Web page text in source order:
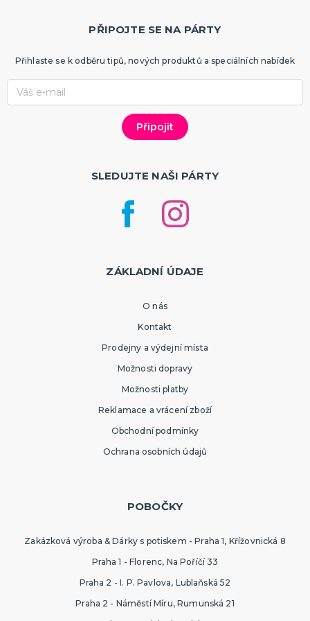
PŘIPOJTE SE NA PÁRTY
Přihlaste se k odběru tipů, nových produktů a speciálních nabídek
SLEDUJTE NAŠI PÁRTY
ZÁKLADNÍ ÚDAJE
O nás
Kontakt
Prodejny a výdejní místa
Možnosti dopravy
Možnosti platby
Reklamace a vrácení zboží
Obchodní podmínky
Ochrana osobních údajů
POBOČKY
Zakázková výroba & Dárky s potiskem - Praha 1, Křížovnická 8
Praha 1 - Florenc, Na Poříčí 33
Praha 2 - I. P. Pavlova, Lublaňská 52
Praha 2 - Náměstí Míru, Rumunská 21